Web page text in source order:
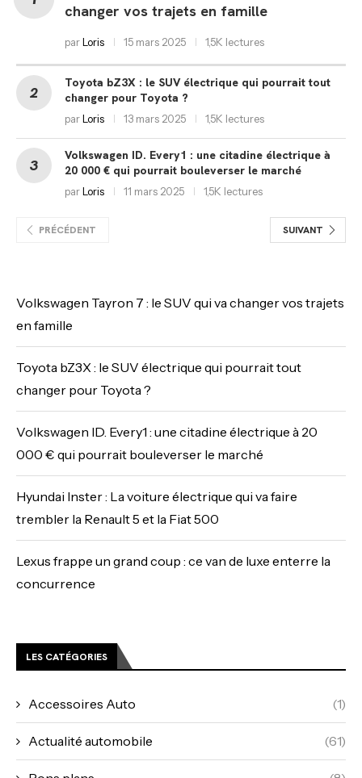
changer vos trajets en famille
parLoris 15 mars 2025 1,5K lectures
Toyota bZ3X : le SUV électrique qui pourrait tout
changer pour Toyota ?
parLoris 13 mars 2025 1,5K lectures
Volkswagen ID. Every1 : une citadine électrique à
20 000 € qui pourrait bouleverser le marché
parLoris 11 mars 2025 1,5K lectures
PRÉCÉDENT SUIVANT
Volkswagen Tayron 7 : le SUV qui va changer vos trajets
en famille
Toyota bZ3X : le SUV électrique qui pourrait tout
changer pour Toyota ?
Volkswagen ID. Every1 : une citadine électrique à 20
000 € qui pourrait bouleverser le marché
Hyundai Inster : La voiture électrique qui va faire
trembler la Renault 5 et la Fiat 500
Lexus frappe un grand coup : ce van de luxe enterre la
concurrence
LES CATÉGORIES
Accessoires Auto (1)
Actualité automobile (61)